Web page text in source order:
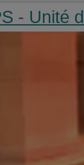
- Unité